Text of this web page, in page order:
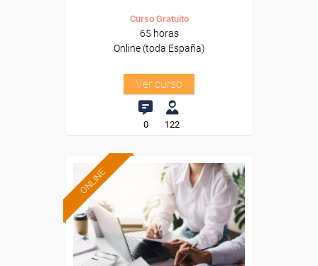
Curso Gratuito
65 horas
Online (toda España)
Ver curso
0 122
ONLINE
Formación 100%
subvencionada.
Para desempleados,
trabajadores y autónomos.